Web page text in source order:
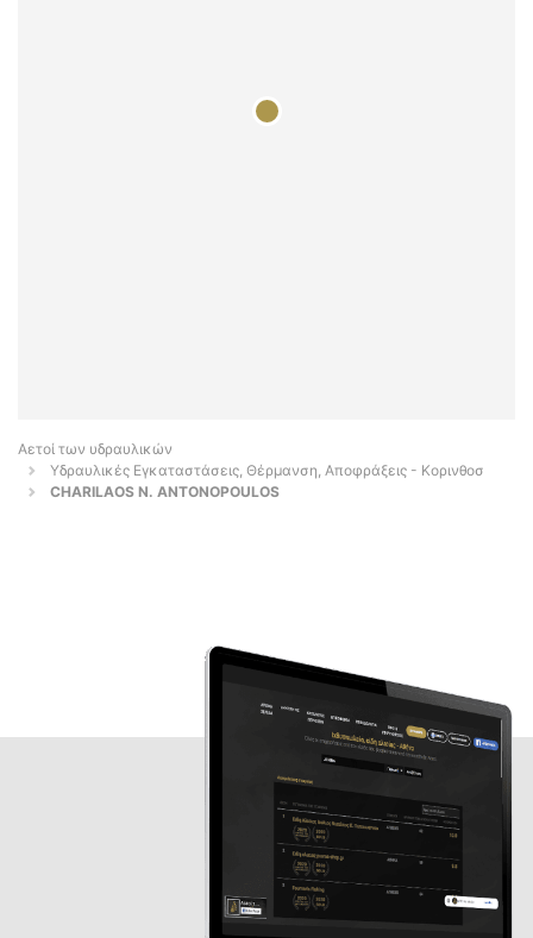
Αετοί των υδραυλικών
Υδραυλικές Εγκαταστάσεις, Θέρμανση, Αποφράξεις - Κορινθοσ
CHARILAOS N. ANTONOPOULOS